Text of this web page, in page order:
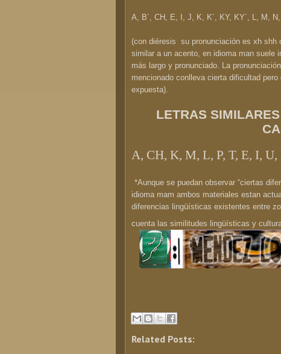
A, B´, CH, E, I, J, K, K´, KY, KY´, L, M,
(con diéresis su pronunciación es xh shh
similar a un acento, en idioma man suele
más largo y pronunciado. La
mencionado conlleva cierta dificultad
expuesta).
LETRAS
A, CH, K, M, L, P, T, E, I, U,
*Aunque se puedan observar “ciertas
idioma mam ambos materiales estan
diferencias lingüísticas existentes entre
cuenta las similitudes lingüísticas y
Related Posts: